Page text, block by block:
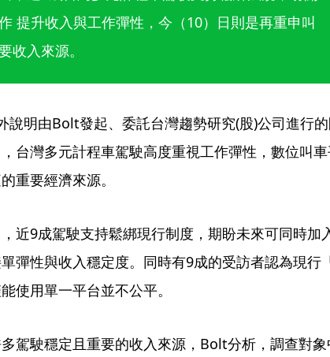
提升收入與工作彈性，今（10）日則是再重申叫
收入來源。
說明由Bolt發起、委託台灣趨勢研究(股)公司進行
台灣多元計程車駕駛高度重視工作彈性，數位叫
重要經濟來源。
近9成駕駛支持鬆綁現行制度，期盼未來可同時加
彈性與收入穩定度。同時有9成的受訪者認為現行
使用單一平台並不公平。
駕駛穩定且重要的收入來源，Bolt分析，調查對象